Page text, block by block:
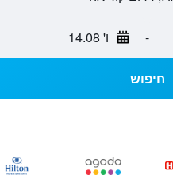
- ו' 14.08
חיפוש